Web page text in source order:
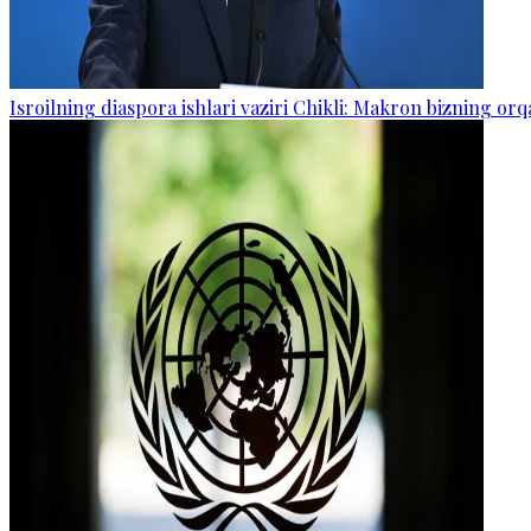
Isroilning diaspora ishlari vaziri Chikli: Makron bizning